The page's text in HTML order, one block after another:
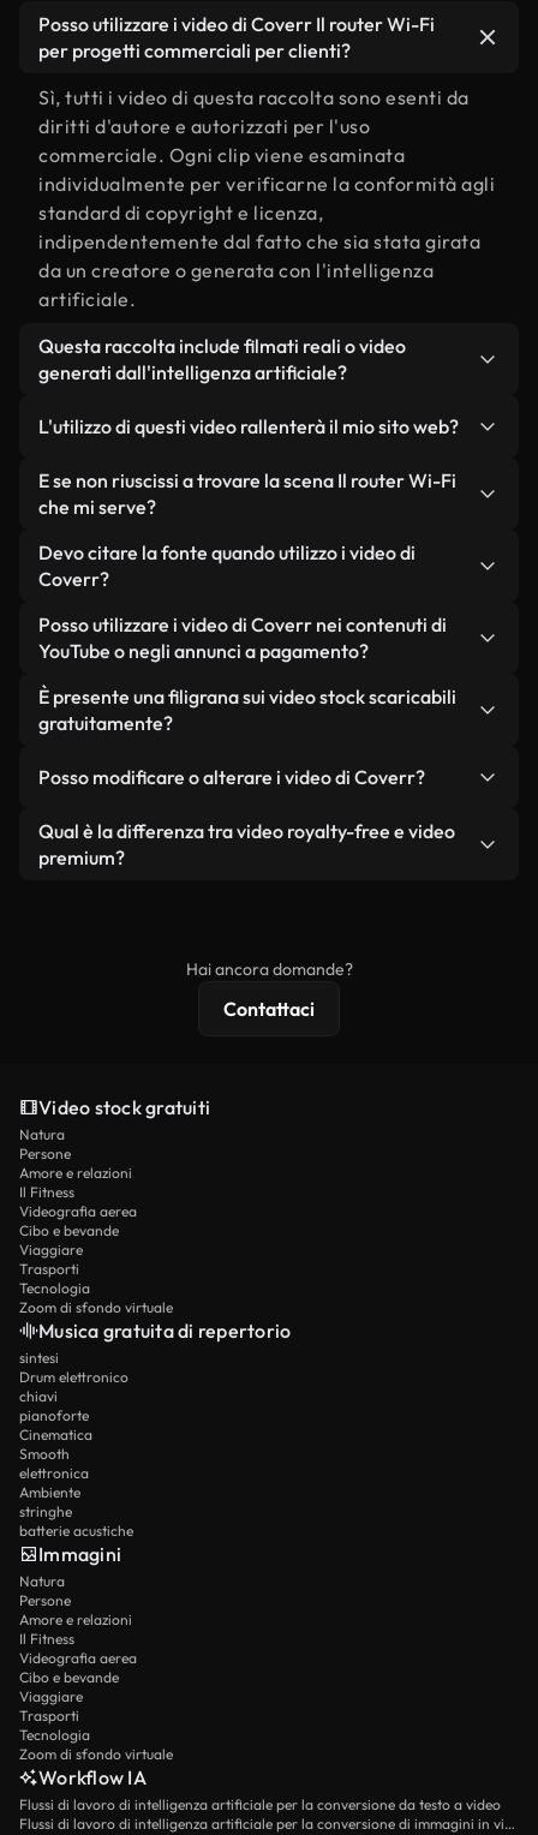
Posso utilizzare i video di Coverr Il router Wi-Fi
per progetti commerciali per clienti?
Sì, tutti i video di questa raccolta sono esenti da
diritti d'autore e autorizzati per l'uso
commerciale. Ogni clip viene esaminata
individualmente per verificarne la conformità agli
standard di copyright e licenza,
indipendentemente dal fatto che sia stata girata
da un creatore o generata con l'intelligenza
artificiale.
Questa raccolta include filmati reali o video
generati dall'intelligenza artificiale?
da filmati reali, girati da persone, relativi a Il
router Wi-Fi, e da video generati dall'intelligenza
artificiale. Ogni video è chiaramente etichettato,
L'utilizzo di questi video rallenterà il mio sito web?
Non se scegli le nostre versioni ottimizzate.
Offriamo formati leggeri e pronti per il web,
mantengono alta la qualità, riducono al minimo i
tempi di caricamento e migliorano parametri
come LCP.
E se non riuscissi a trovare la scena Il router Wi-Fi
che mi serve?
Puoi crearne uno all'istante utilizzando Coverr AI
Studio. Ti basta descrivere la scena, ad esempio "Il
pochi secondi un video personalizzato in
conformità con i nostri standard di licenza.
Devo citare la fonte quando utilizzo i video di
Coverr?
Non è richiesto alcun riconoscimento dell'autore.
Tutti i video presenti nella nostra libreria sono
senza citare il creatore, sebbene sia sempre
gradito.
Posso utilizzare i video di Coverr nei contenuti di
YouTube o negli annunci a pagamento?
Sì. Tutti i filmati di Coverr possono essere utilizzati
in video monetizzati su YouTube, promozioni sui
condizione che non si rivendano o ridistribuiscano
È presente una filigrana sui video stock scaricabili
gratuitamente?
reali o generati dall'intelligenza artificiale, include
filigrane. Avrai a disposizione filmati puliti e pronti
all'uso.
Posso modificare o alterare i video di Coverr?
Sì. Siete liberi di tagliare, ritagliare o remixare i
nostri video. Assicuratevi solo che il prodotto
Qual è la differenza tra video royalty-free e video
premium?
Hai ancora domande?
Contattaci
Video stock gratuiti
Natura
Persone
Amore e relazioni
Il Fitness
Videografia aerea
Cibo e bevande
Viaggiare
Trasporti
Tecnologia
Zoom di sfondo virtuale
Musica gratuita di repertorio
sintesi
Drum elettronico
chiavi
pianoforte
Cinematica
Smooth
elettronica
Ambiente
stringhe
batterie acustiche
Immagini
Natura
Persone
Amore e relazioni
Il Fitness
Videografia aerea
Cibo e bevande
Viaggiare
Trasporti
Tecnologia
Zoom di sfondo virtuale
Workflow IA
Flussi di lavoro di intelligenza artificiale per la conversione da testo a video
Flussi di lavoro di intelligenza artificiale per la conversione di immagini in video